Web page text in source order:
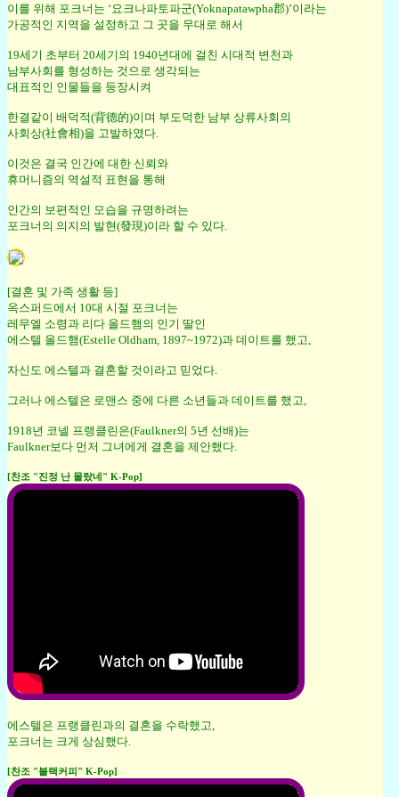
이를 위해 포크너는 ‘요크나파토파군(Yoknapatawpha郡)’이라는
가공적인 지역을 설정하고 그 곳을 무대로 해서
19세기 초부터 20세기의 1940년대에 걸친 시대적 변천과
남부사회를 형성하는 것으로 생각되는
대표적인 인물들을 등장시켜
한결같이 배덕적(背德的)이며 부도덕한 남부 상류사회의
사회상(社會相)을 고발하였다.
이것은 결국 인간에 대한 신뢰와
휴머니즘의 역설적 표현을 통해
인간의 보편적인 모습을 규명하려는
포크너의 의지의 발현(發現)이라 할 수 있다.
[결혼 및 가족 생활 등]
옥스퍼드에서 10대 시절 포크너는
레무엘 소령과 리다 올드햄의 인기 딸인
에스텔 올드햄(Estelle Oldham, 1897~1972)과 데이트를 했고,
자신도 에스텔과 결혼할 것이라고 믿었다.
그러나 에스텔은 로맨스 중에 다른 소년들과 데이트를 했고,
1918년 코넬 프랭클린은(Faulkner의 5년 선배)는
Faulkner보다 먼저 그녀에게 결혼을 제안했다.
[찬조 "진정 난 몰랐네" K-Pop]
에스텔은 프랭클린과의 결혼을 수락했고,
포크너는 크게 상심했다.
[찬조 "블랙커피" K-Pop]